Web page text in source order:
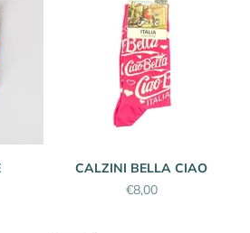
CALZINI BELLA CIAO
Prezzo scontato
€8,00